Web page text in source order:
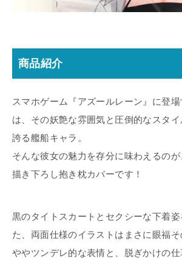
商品紹介
スマホゲーム『アズールレーン』に登
は、その妖艶な雰囲気と圧倒的なスタ
誇る艦船キャラ。
そんな彼女の魅力を存分に味わえるのが
描き下ろし抱き枕カバーです！
黒のタイトスカートとセクシーな下着
た、両面仕様のイラストはまさに眼福そ
ややツンデレ的な表情と、脱ぎかけの